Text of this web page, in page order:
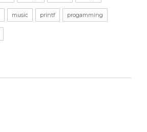
music printf progamming